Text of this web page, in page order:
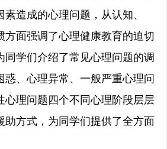
造成的心理问题，从认知、
方面强调了心理健康教育的迫切
同学们介绍了常见心理问题的调
惑、心理异常、一般严重心理问
心理问题四个不同心理阶段层层
助方式，为同学们提供了全方面